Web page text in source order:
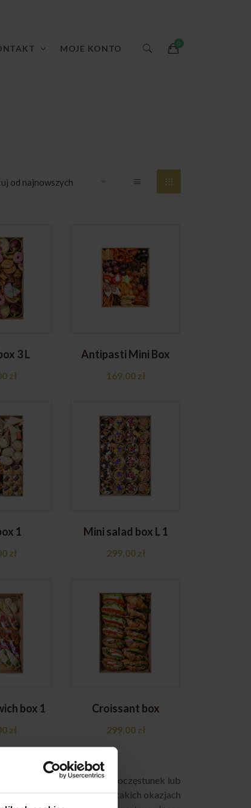
MOJE KONTO
3 L
zł
Antipasti Mini Box
169,00 zł
1
zł
Mini salad box L 1
299,00 zł
box 1
zł
Croissant box
299,00 zł
przygotować elegancki poczęstunek lub
boxy stworzone z myślą o takich okazjach